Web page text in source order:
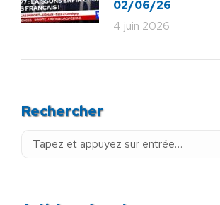
02/06/26
4 juin 2026
Rechercher
Recherche